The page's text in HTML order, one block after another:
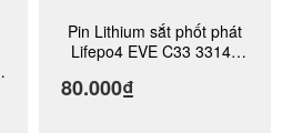
Pin Lithium sắt phốt phát
Lifepo4 EVE C33 33140
80.000₫